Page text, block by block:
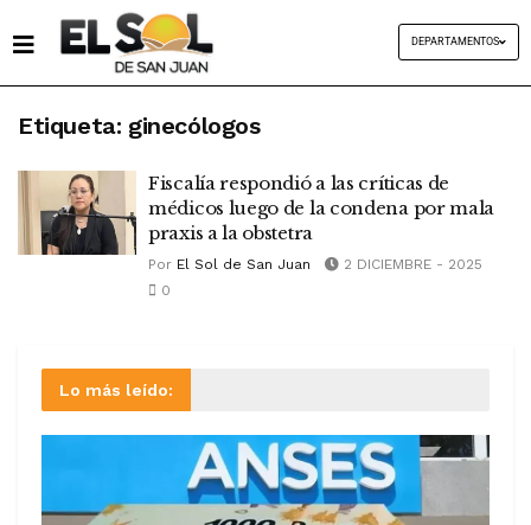
DEPARTAMENTOS
Etiqueta: ginecólogos
Fiscalía respondió a las críticas de
médicos luego de la condena por mala
praxis a la obstetra
Por El Sol de San Juan
2 DICIEMBRE - 2025
0
Lo más leído: